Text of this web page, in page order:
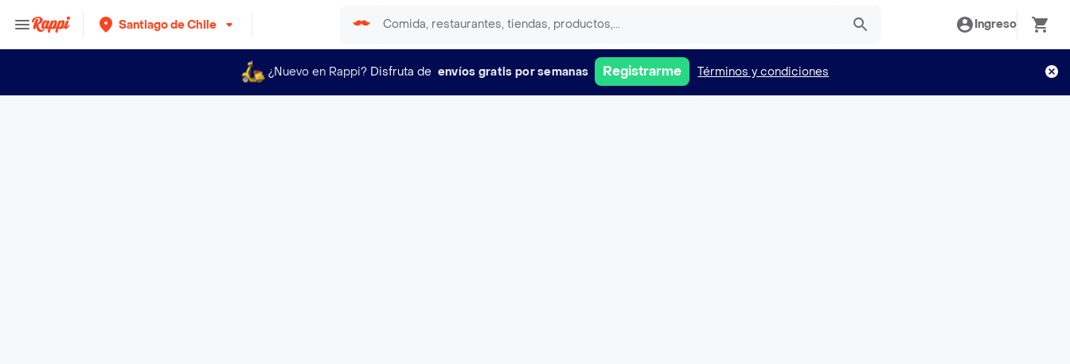
Santiago de Chile Ingreso
¿Nuevo en Rappi? Disfruta de envíos gratis por semanas Registrarme Términos y condiciones